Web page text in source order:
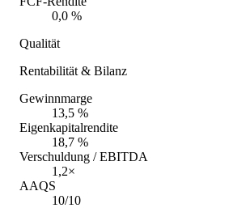
0,0 %
Qualität
Rentabilität & Bilanz
Gewinnmarge
13,5 %
Eigenkapitalrendite
18,7 %
Verschuldung / EBITDA
1,2×
AAQS
10/10